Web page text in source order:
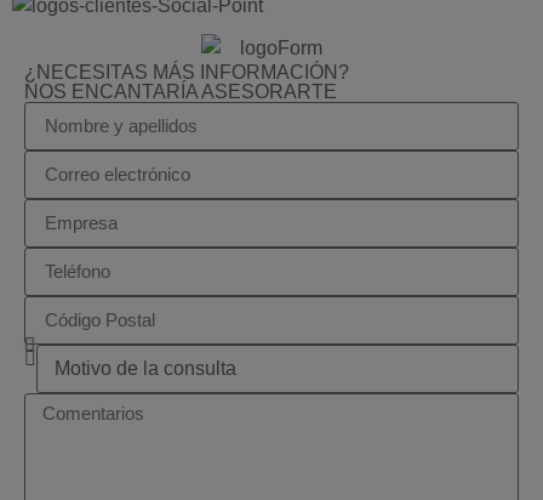
¿NECESITAS MÁS INFORMACIÓN?
NOS ENCANTARÍA ASESORARTE